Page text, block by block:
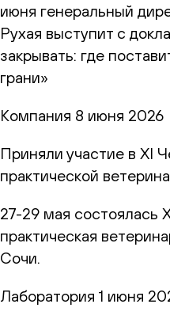
июня генеральный
Рухая выступит с
закрывать: где
грани»
Компания 8 июня 2026
Приняли участие в XI
практической
27-29 мая состоялась
практическая
Сочи.
Лаборатория 1 июня